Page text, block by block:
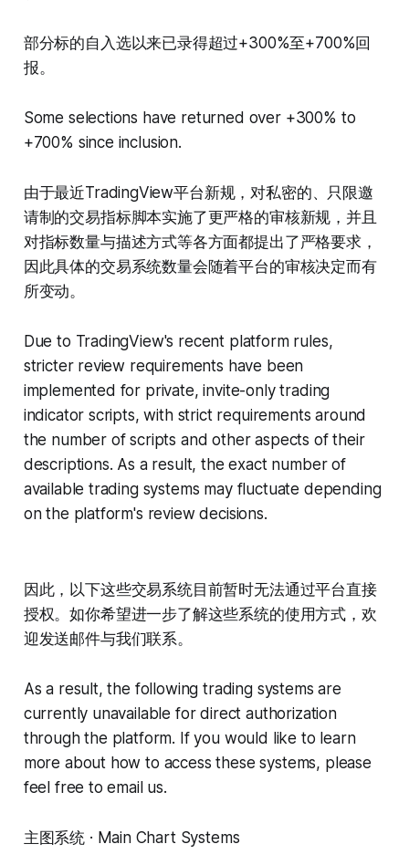
部分标的自入选以来已录得超过+300%至+700%回
报。
Some selections have returned over +300% to
+700% since inclusion.
由于最近TradingView平台新规，对私密的、只限邀
请制的交易指标脚本实施了更严格的审核新规，并且
对指标数量与描述方式等各方面都提出了严格要求，
因此具体的交易系统数量会随着平台的审核决定而有
所变动。
Due to TradingView's recent platform rules,
stricter review requirements have been
implemented for private, invite-only trading
indicator scripts, with strict requirements around
the number of scripts and other aspects of their
descriptions. As a result, the exact number of
available trading systems may fluctuate depending
on the platform's review decisions.
因此，以下这些交易系统目前暂时无法通过平台直接
授权。如你希望进一步了解这些系统的使用方式，欢
迎发送邮件与我们联系。
As a result, the following trading systems are
currently unavailable for direct authorization
through the platform. If you would like to learn
more about how to access these systems, please
feel free to email us.
主图系统 · Main Chart Systems